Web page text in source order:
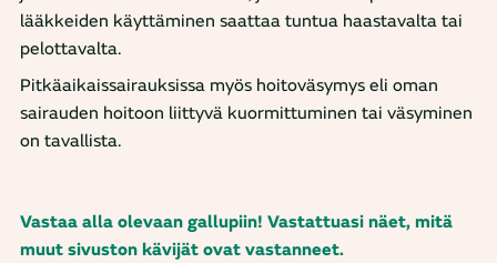
lääkkeiden käyttäminen saattaa tuntua haastavalta tai
pelottavalta.
Pitkäaikaissairauksissa myös hoitoväsymys eli oman
sairauden hoitoon liittyvä kuormittuminen tai väsyminen
on tavallista.
Vastaa alla olevaan gallupiin! Vastattuasi näet, mitä
muut sivuston kävijät ovat vastanneet.